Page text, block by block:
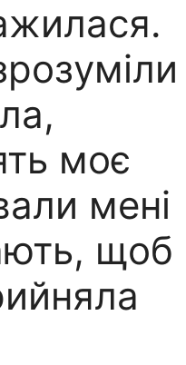
моє
мені
щоб